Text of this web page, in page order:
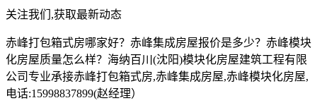
关注我们,获取最新动态
赤峰打包箱式房哪家好？赤峰集成房屋报价是多少？赤峰模块
化房屋质量怎么样？海纳百川(沈阳)模块化房屋建筑工程有限
公司专业承接赤峰打包箱式房,赤峰集成房屋,赤峰模块化房屋,
电话:15998837899(赵经理）